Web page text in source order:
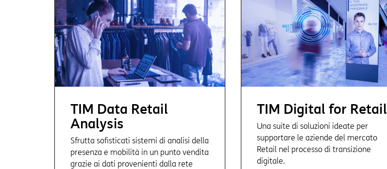
TIM Data Retail
Analysis
Sfrutta sofisticati sistemi di analisi della
presenza e mobilità in un punto vendita
grazie ai dati provenienti dalla rete
TIM Digital for Retail
Una suite di soluzioni ideate per
supportare le aziende del mercato
Retail nel processo di transizione
digitale.